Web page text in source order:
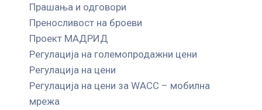
Прашања и одговори
Преносливост на броеви
Проект МАДРИД
Регулација на големопродажни цени
Регулација на цени
Регулација на цени за WACC – мобилна
мрежа